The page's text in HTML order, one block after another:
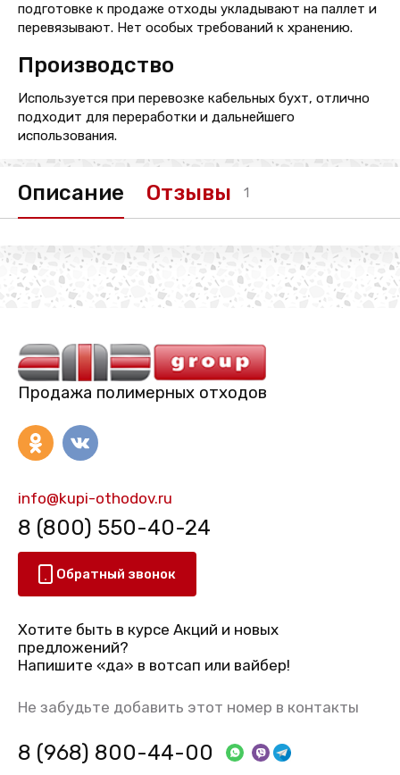
подготовке к продаже отходы укладывают на паллет и
перевязывают. Нет особых требований к хранению.
Производство
Используется при перевозке кабельных бухт, отлично
подходит для переработки и дальнейшего
использования.
Описание Отзывы 1
Продажа полимерных отходов
info@kupi-othodov.ru
8 (800) 550-40-24
Обратный звонок
Хотите быть в курсе Акций и новых
предложений?
Напишите «да» в вотсап или вайбер!
Не забудьте добавить этот номер в контакты
8 (968) 800-44-00